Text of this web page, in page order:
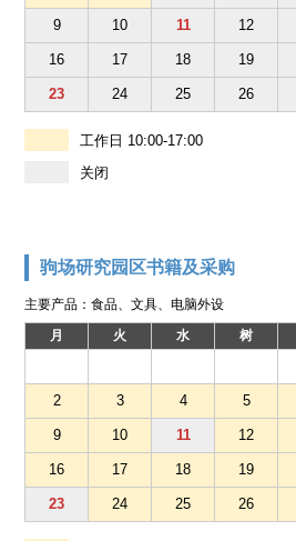
9 10 11 12
16 17 18 19
23 24 25 26
工作日 10:00-17:00
关闭
驹场研究园区书籍及采购
主要产品：食品、文具、电脑外设
月 火 水 树
2 3 4 5
9 10 11 12
16 17 18 19
23 24 25 26